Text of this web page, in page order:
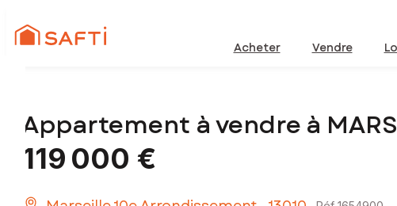
Acheter Vendre
Appartement à vendre à
119 000 €